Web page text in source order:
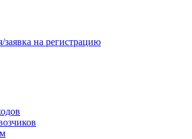
заявка на регистрацию